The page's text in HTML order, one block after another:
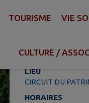
TOURISME VIE
CULTURE /
LIEU
CIRCUIT DU
HORAIRES